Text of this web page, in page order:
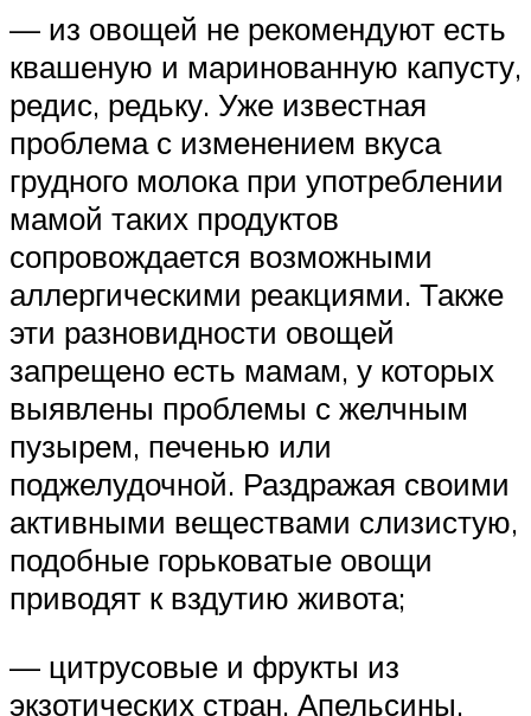
— из овощей не рекомендуют есть
квашеную и маринованную капусту,
редис, редьку. Уже известная
проблема с изменением вкуса
грудного молока при употреблении
мамой таких продуктов
сопровождается возможными
аллергическими реакциями. Также
эти разновидности овощей
запрещено есть мамам, у которых
выявлены проблемы с желчным
пузырем, печенью или
поджелудочной. Раздражая своими
активными веществами слизистую,
подобные горьковатые овощи
приводят к вздутию живота;
— цитрусовые и фрукты из
экзотических стран. Апельсины,